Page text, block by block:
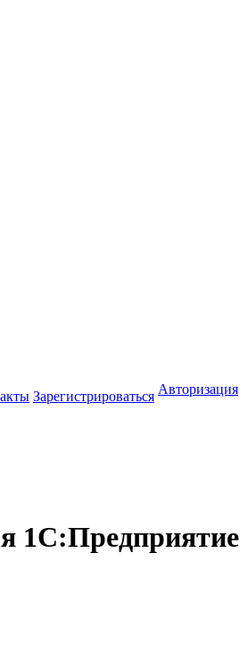
Зарегистрироваться Авторизация
1С:Предприятие